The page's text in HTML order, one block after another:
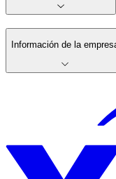
Información de la